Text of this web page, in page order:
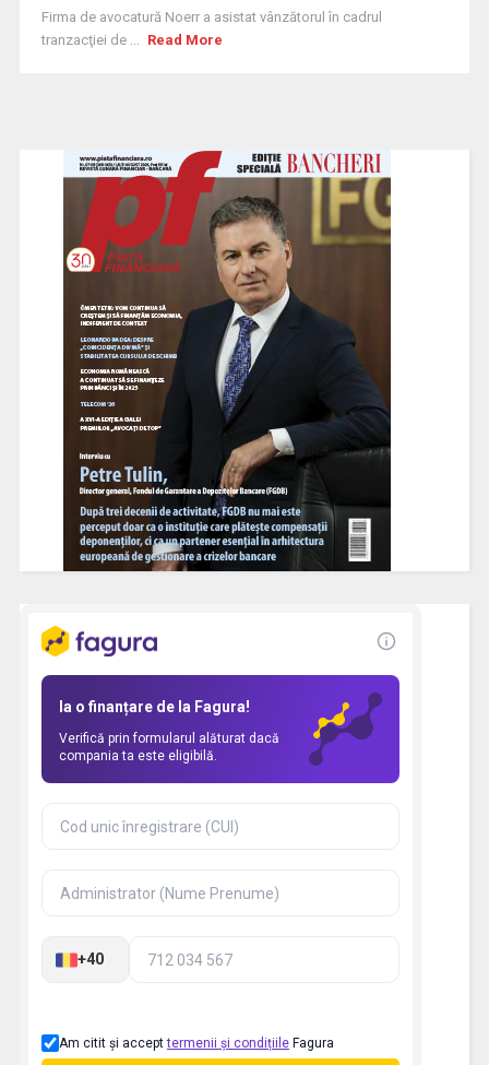
Firma de avocatură Noerr a asistat vânzătorul în cadrul
tranzacţiei de ... Read More